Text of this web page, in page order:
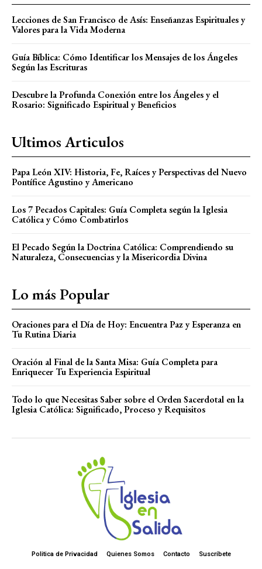
Lecciones de San Francisco de Asís: Enseñanzas Espirituales y
Valores para la Vida Moderna
Guía Bíblica: Cómo Identificar los Mensajes de los Ángeles
Según las Escrituras
Descubre la Profunda Conexión entre los Ángeles y el
Rosario: Significado Espiritual y Beneficios
Ultimos Articulos
Papa León XIV: Historia, Fe, Raíces y Perspectivas del Nuevo
Pontífice Agustino y Americano
Los 7 Pecados Capitales: Guía Completa según la Iglesia
Católica y Cómo Combatirlos
El Pecado Según la Doctrina Católica: Comprendiendo su
Naturaleza, Consecuencias y la Misericordia Divina
Lo más Popular
Oraciones para el Día de Hoy: Encuentra Paz y Esperanza en
Tu Rutina Diaria
Oración al Final de la Santa Misa: Guía Completa para
Enriquecer Tu Experiencia Espiritual
Todo lo que Necesitas Saber sobre el Orden Sacerdotal en la
Iglesia Católica: Significado, Proceso y Requisitos
Politica de Privacidad Quienes Somos Contacto Suscríbete